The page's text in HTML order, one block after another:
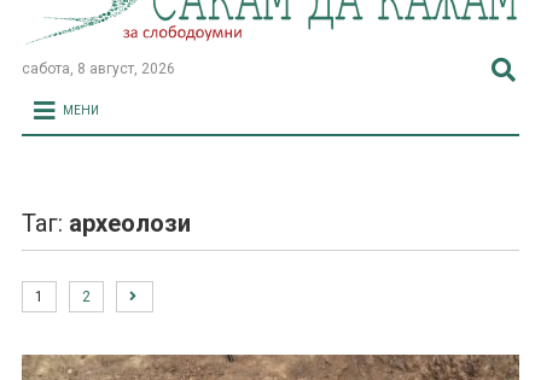
сабота, 8 август, 2026
МЕНИ
Таг: археолози
1 2